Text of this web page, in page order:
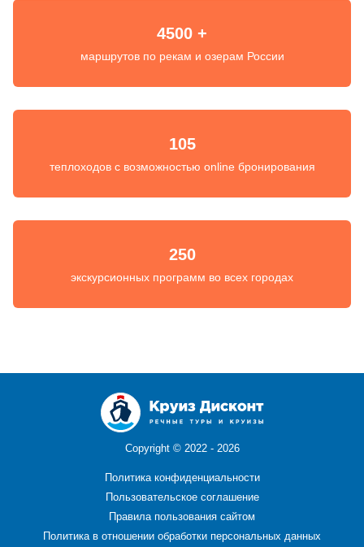
4500 +
маршрутов по рекам и озерам России
105
теплоходов с возможностью online бронирования
250
экскурсионных программ во всех городах
Copyright © 2022 - 2026
Политика конфиденциальности
Пользовательское соглашение
Правила пользования сайтом
Политика в отношении обработки персональных данных